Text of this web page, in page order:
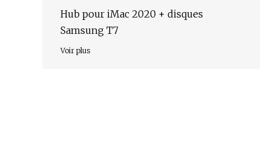
Hub pour iMac 2020 + disques
Samsung T7
Voir plus